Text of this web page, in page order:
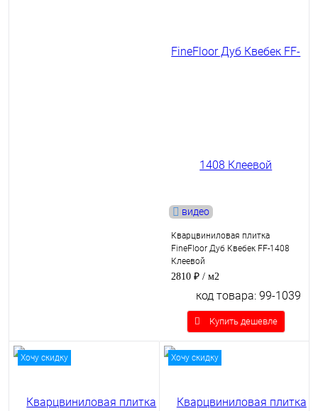
видео
Кварцвиниловая плитка
FineFloor Дуб Квебек FF-1408
Клеевой
2810 ₽ / м2
код товара: 99-1039
Купить дешевле
Хочу скидку Хочу скидку